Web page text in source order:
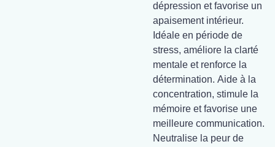
dépression et favorise un
apaisement intérieur.
Idéale en période de
stress, améliore la clarté
mentale et renforce la
détermination. Aide à la
concentration, stimule la
mémoire et favorise une
meilleure communication.
Neutralise la peur de